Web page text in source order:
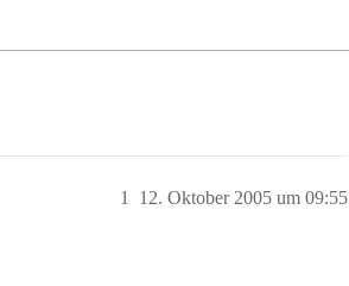
12. Oktober 2005 um 09:55
1